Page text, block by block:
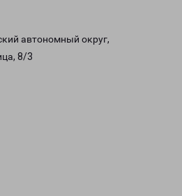
автономный округ,
8/3